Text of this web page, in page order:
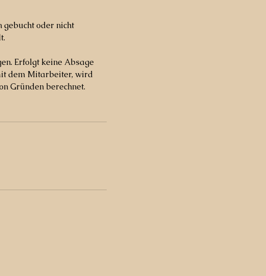
oder nicht
Erfolgt keine Absage
dem Mitarbeiter, wird
Gründen berechnet.